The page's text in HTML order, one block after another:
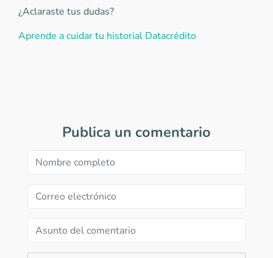
¿Aclaraste tus dudas?
Aprende a cuidar tu historial Datacrédito
Publica un comentario